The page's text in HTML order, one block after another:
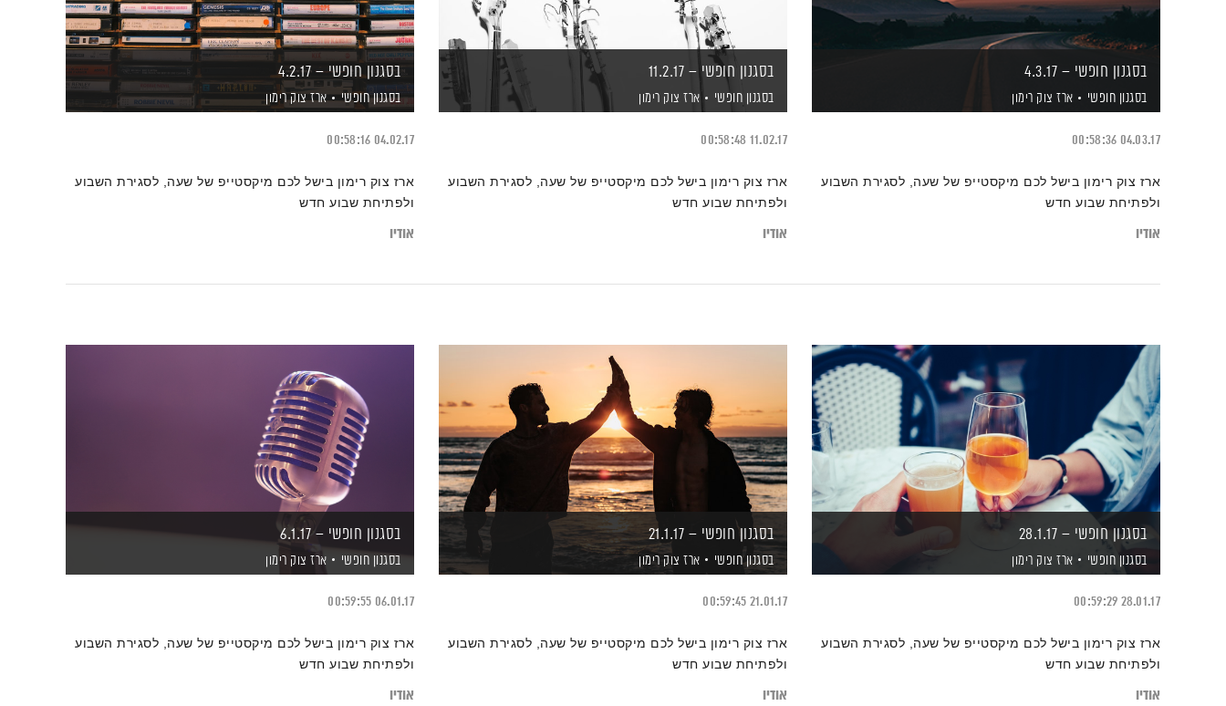
בסגנון חופשי – 4.3.17
בסגנון חופשי ארז צוק רימון
04.03.17
00:58:36
ארז צוק רימון בישל לכם מיקסטייפ של שעה, לסגירת השבוע
ולפתיחת שבוע חדש
אודיו
בסגנון חופשי – 11.2.17
בסגנון חופשי ארז צוק רימון
11.02.17
00:58:48
ארז צוק רימון בישל לכם מיקסטייפ של שעה, לסגירת השבוע
ולפתיחת שבוע חדש
אודיו
בסגנון חופשי – 4.2.17
בסגנון חופשי ארז צוק רימון
04.02.17
00:58:16
ארז צוק רימון בישל לכם מיקסטייפ של שעה, לסגירת השבוע
ולפתיחת שבוע חדש
אודיו
בסגנון חופשי – 28.1.17
בסגנון חופשי ארז צוק רימון
28.01.17
00:59:29
ארז צוק רימון בישל לכם מיקסטייפ של שעה, לסגירת השבוע
ולפתיחת שבוע חדש
אודיו
בסגנון חופשי – 21.1.17
בסגנון חופשי ארז צוק רימון
21.01.17
00:59:45
ארז צוק רימון בישל לכם מיקסטייפ של שעה, לסגירת השבוע
ולפתיחת שבוע חדש
אודיו
בסגנון חופשי – 6.1.17
בסגנון חופשי ארז צוק רימון
06.01.17
00:59:55
ארז צוק רימון בישל לכם מיקסטייפ של שעה, לסגירת השבוע
ולפתיחת שבוע חדש
אודיו